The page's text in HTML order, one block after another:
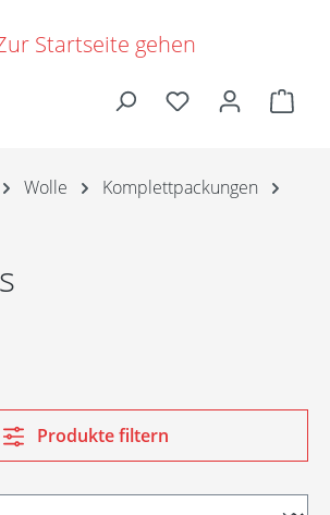
springen
Wolle
Komplettpackungen
Produkte filtern